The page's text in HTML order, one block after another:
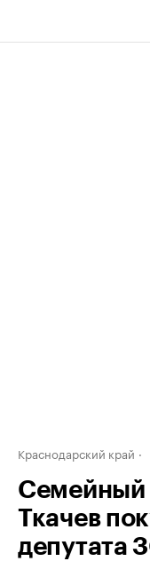
Краснодарский край
Семейный
Ткачев
депутата